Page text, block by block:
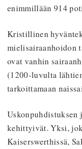
enimmillään 914
Kristillinen
mielisairaanhoidon
ovat vanhin
(1200-luvulta
tarkoittamaan
kehittyivät. Yksi,
Kaiserswerthissä,